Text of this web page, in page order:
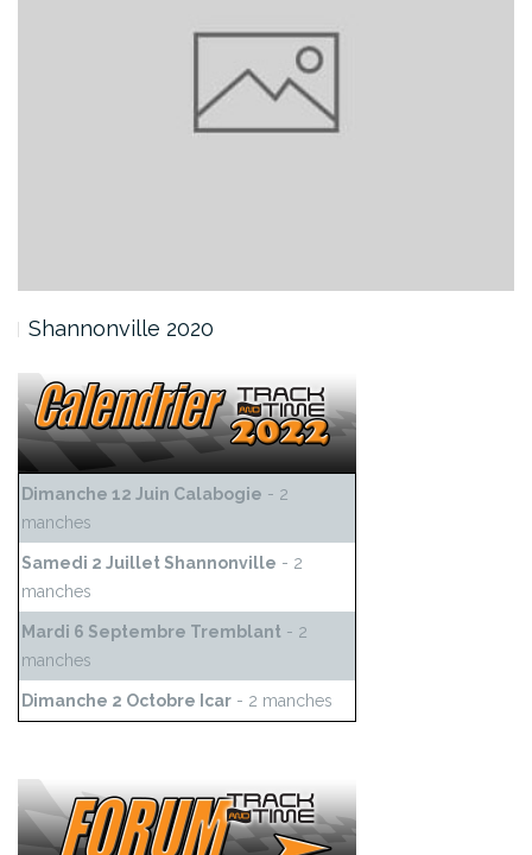
Shannonville 2020
Dimanche 12 Juin Calabogie - 2
manches
Samedi 2 Juillet Shannonville - 2
manches
Mardi 6 Septembre Tremblant - 2
manches
Dimanche 2 Octobre Icar - 2 manches